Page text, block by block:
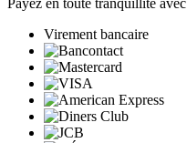
Virement bancaire